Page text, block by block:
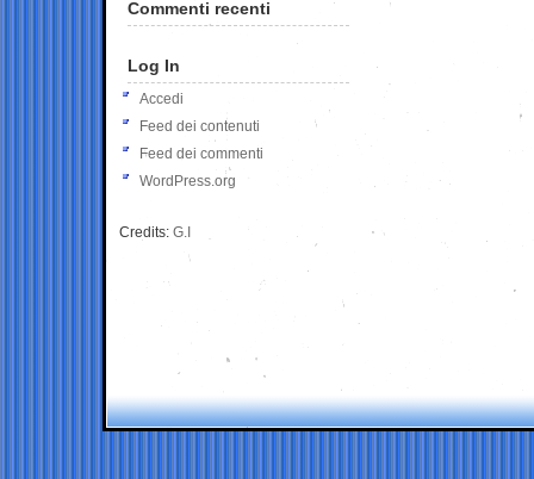
Commenti recenti
Log In
Accedi
Feed dei contenuti
Feed dei commenti
WordPress.org
Credits: G.I